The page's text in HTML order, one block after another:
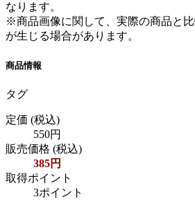
なります。
※商品画像に関して、実際の商品と
が生じる場合があります。
商品情報
タグ
定価 (税込)
550円
販売価格 (税込)
385円
取得ポイント
3ポイント